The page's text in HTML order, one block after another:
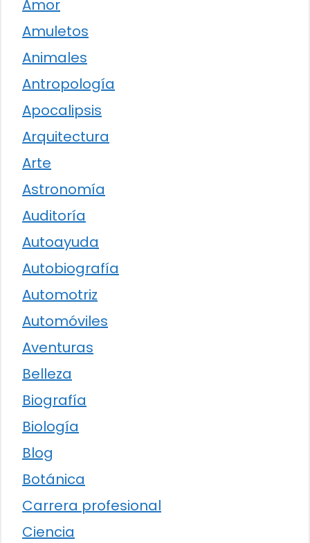
Amor
Amuletos
Animales
Antropología
Apocalipsis
Arquitectura
Arte
Astronomía
Auditoría
Autoayuda
Autobiografía
Automotriz
Automóviles
Aventuras
Belleza
Biografía
Biología
Blog
Botánica
Carrera profesional
Ciencia